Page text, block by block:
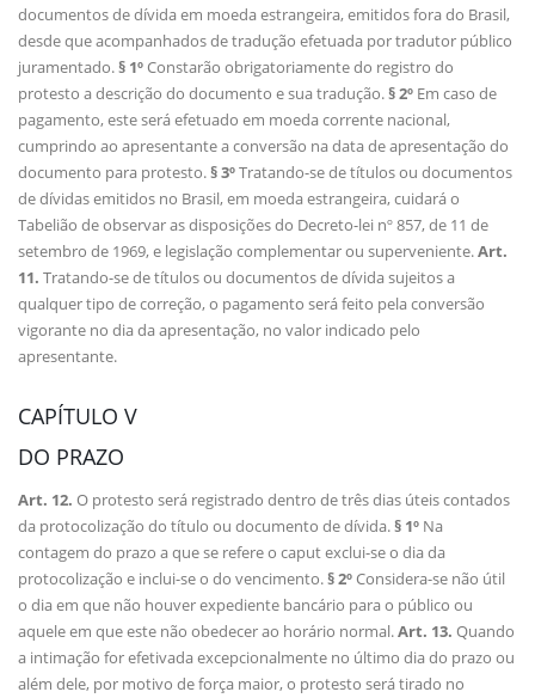
documentos de dívida em moeda estrangeira, emitidos fora do Brasil,
desde que acompanhados de tradução efetuada por tradutor público
juramentado.§ 1ºConstarão obrigatoriamente do registro do
protesto a descrição do documento e sua tradução.§ 2º Em caso de
pagamento, este será efetuado em moeda corrente nacional,
cumprindo ao apresentante a conversão na data de apresentação do
documento para protesto.§ 3ºTratando-se de títulos ou documentos
de dívidas emitidos no Brasil, em moeda estrangeira, cuidará o
Tabelião de observar as disposições do Decreto-lei nº 857, de 11 de
setembro de 1969, e legislação complementar ou superveniente.Art.
11. Tratando-se de títulos ou documentos de dívida sujeitos a
qualquer tipo de correção, o pagamento será feito pela conversão
vigorante no dia da apresentação, no valor indicado pelo
apresentante.
CAPÍTULO V
DO PRAZO
Art. 12. O protesto será registrado dentro de três dias úteis contados
da protocolização do título ou documento de dívida.§ 1º Na
contagem do prazo a que se refere o caput exclui-se o dia da
protocolização e inclui-se o do vencimento.§ 2ºConsidera-se não útil
o dia em que não houver expediente bancário para o público ou
aquele em que este não obedecer ao horário normal.Art. 13. Quando
a intimação for efetivada excepcionalmente no último dia do prazo ou
além dele, por motivo de força maior, o protesto será tirado no